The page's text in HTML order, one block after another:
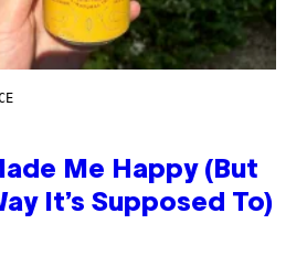
Me Happy (But
It’s Supposed To)